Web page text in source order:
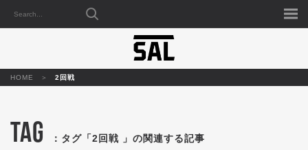
HOME 2回戦
TAG ：タグ「2回戦 」の関連する記事